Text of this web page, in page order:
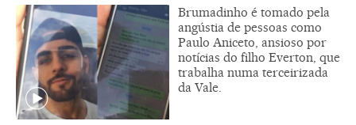
Brumadinho é tomado pela
angústia de pessoas como
Paulo Aniceto, ansioso por
notícias do filho Everton, que
trabalha numa terceirizada
da Vale.